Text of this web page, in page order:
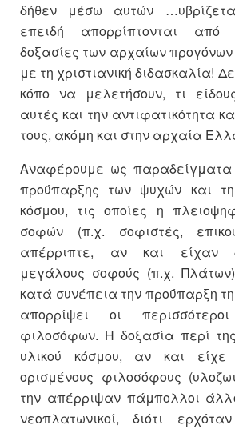
δήθεν μέσω αυτών
επειδή απορρίπτονται από
δοξασίες των αρχαίων
με τη χριστιανική διδασκαλία!
κόπο να μελετήσουν, τι
αυτές και την αντιφατικότητα
τους, ακόμη και στην αρχαία
Αναφέρουμε ως παραδείγματα
προΰπαρξης των ψυχών και
κόσμου, τις οποίες η
σοφών (π.χ. σοφιστές,
απέρριπτε, αν και είχαν
μεγάλους σοφούς (π.χ.
κατά συνέπεια την προΰπαρξη
απορρίψει οι
φιλοσόφων. Η δοξασία περί
υλικού κόσμου, αν και είχε
ορισμένους φιλοσόφους
την απέρριψαν πάμπολλοι
νεοπλατωνικοί, διότι